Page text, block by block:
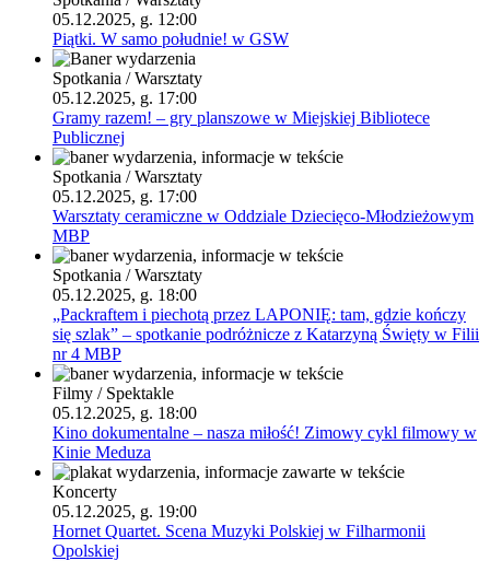
05.12.2025, g. 12:00
Piątki. W samo południe! w GSW
Spotkania / Warsztaty
05.12.2025, g. 17:00
Gramy razem! – gry planszowe w Miejskiej Bibliotece
Publicznej
Spotkania / Warsztaty
05.12.2025, g. 17:00
Warsztaty ceramiczne w Oddziale Dziecięco-Młodzieżowym
MBP
Spotkania / Warsztaty
05.12.2025, g. 18:00
„Packraftem i piechotą przez LAPONIĘ: tam, gdzie kończy
się szlak” – spotkanie podróżnicze z Katarzyną Święty w Filii
nr 4 MBP
Filmy / Spektakle
05.12.2025, g. 18:00
Kino dokumentalne – nasza miłość! Zimowy cykl filmowy w
Kinie Meduza
Koncerty
05.12.2025, g. 19:00
Hornet Quartet. Scena Muzyki Polskiej w Filharmonii
Opolskiej